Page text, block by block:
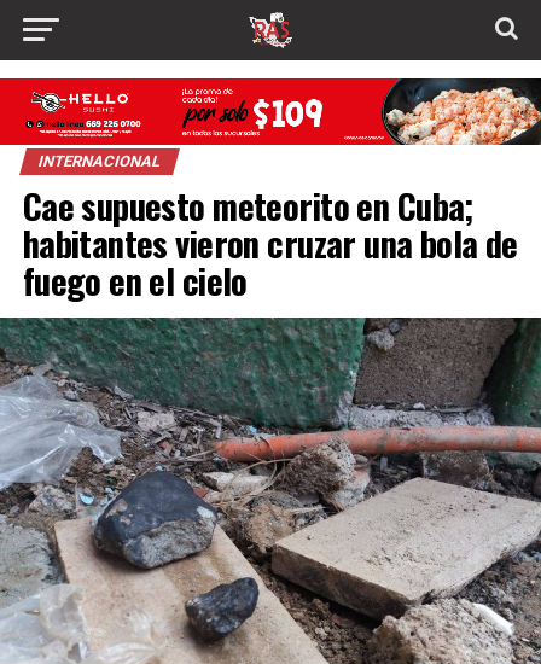
INTERNACIONAL
Cae supuesto meteorito en Cuba;
habitantes vieron cruzar una bola de
fuego en el cielo